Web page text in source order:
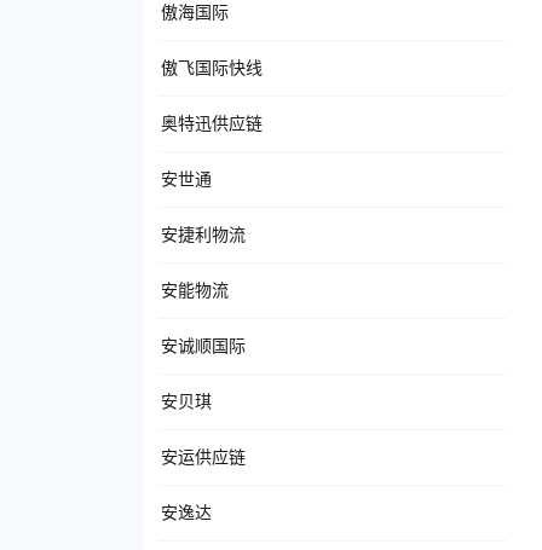
傲海国际
傲飞国际快线
奥特迅供应链
安世通
安捷利物流
安能物流
安诚顺国际
安贝琪
安运供应链
安逸达